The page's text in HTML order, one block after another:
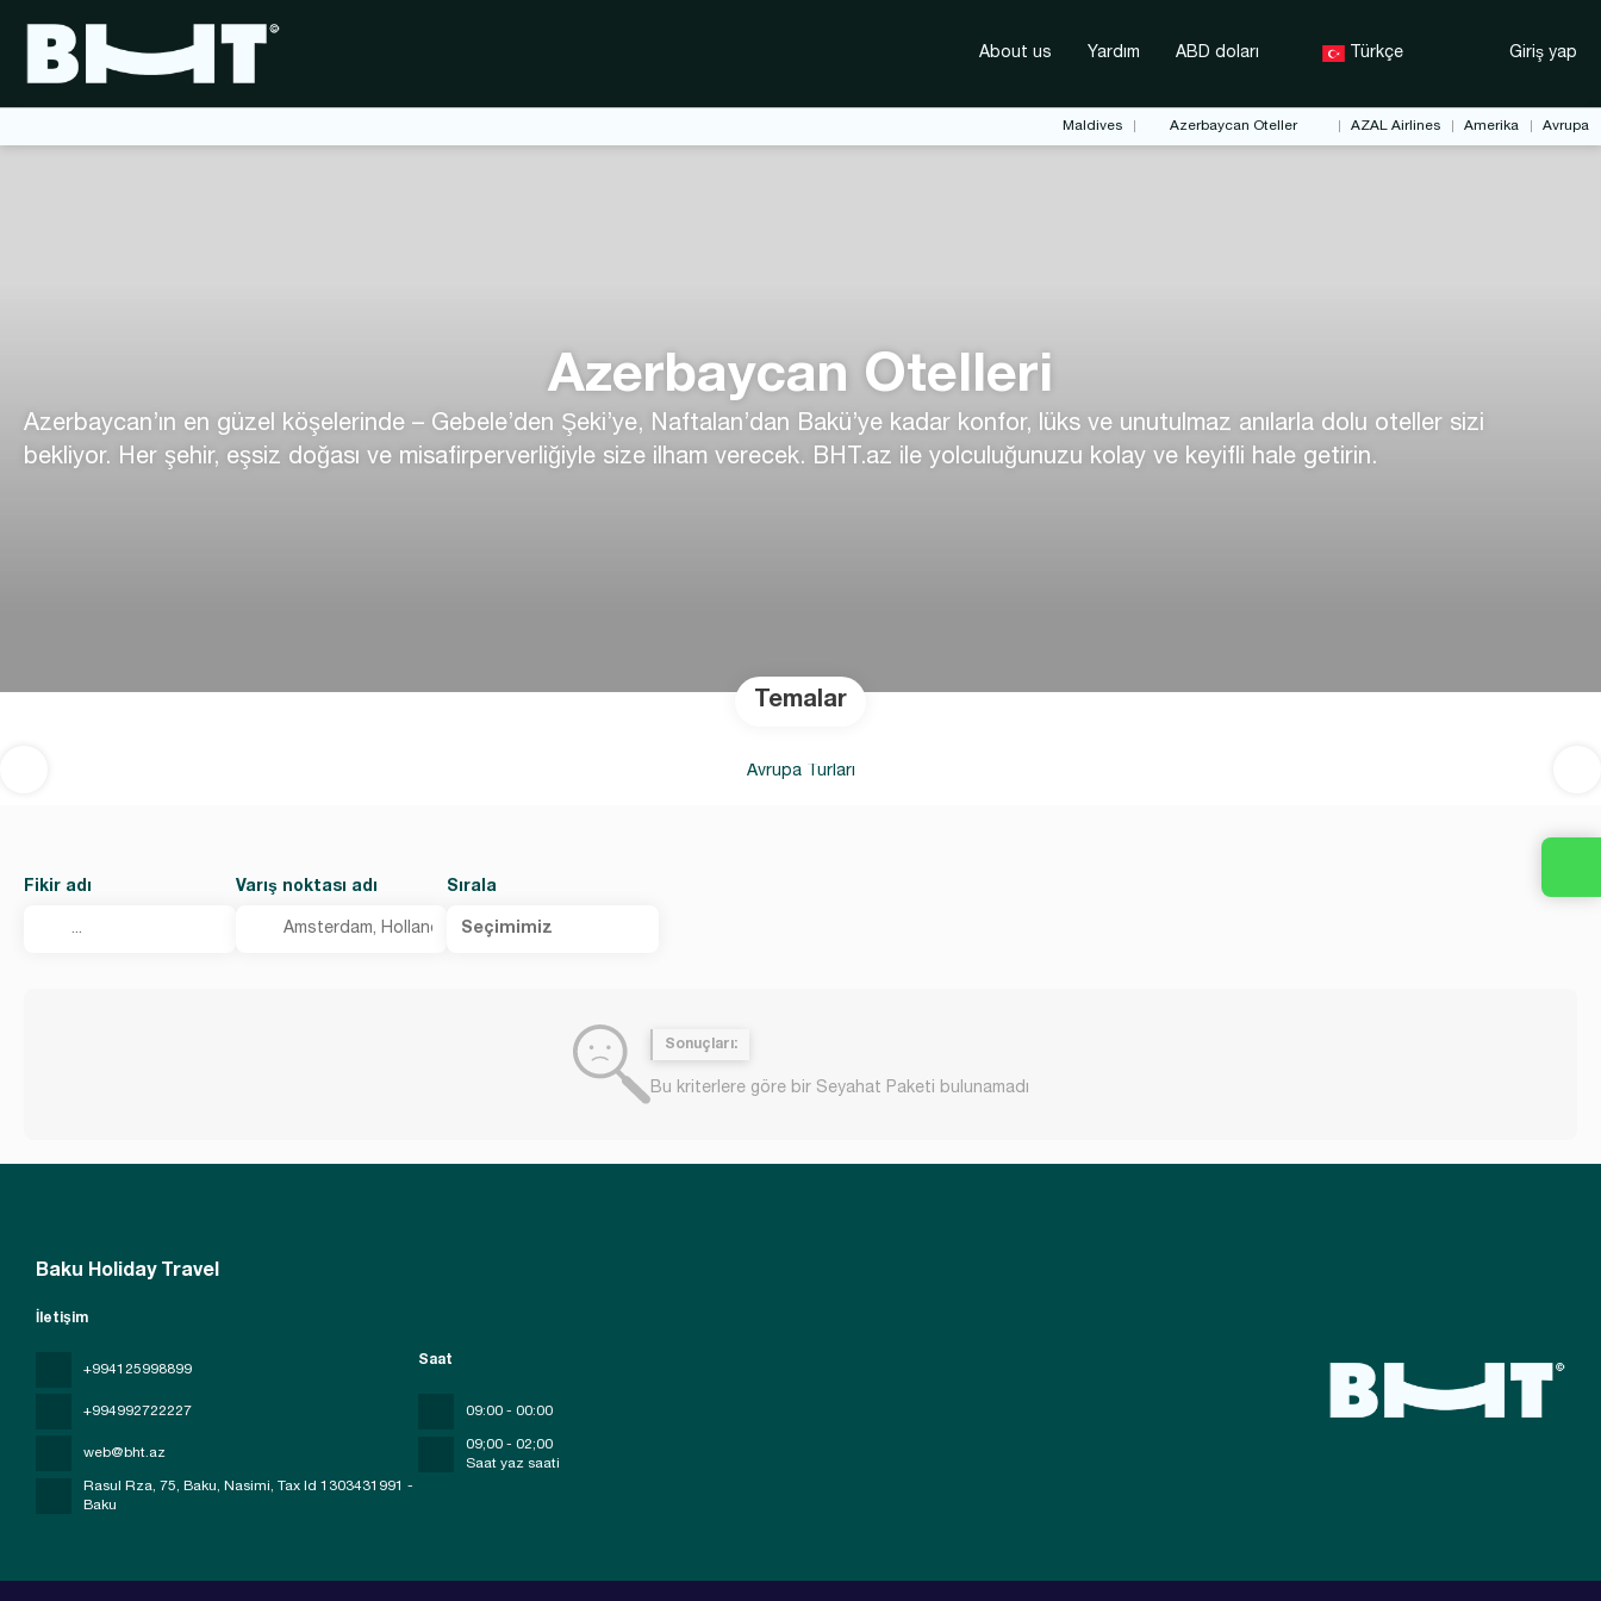
About us Yardım ABD doları Türkçe Giriş yap
Maldives Azerbaycan Oteller AZAL Airlines Amerika Avrupa
Azerbaycan Otelleri
Azerbaycan’ın en güzel köşelerinde – Gebele’den Şeki’ye, Naftalan’dan Bakü’ye kadar konfor, lüks ve unutulmaz anılarla dolu oteller sizi
bekliyor. Her şehir, eşsiz doğası ve misafirperverliğiyle size ilham verecek. BHT.az ile yolculuğunuzu kolay ve keyifli hale getirin.
Temalar
Avrupa Turları
Fikir adı Varış noktası adı Sırala
Seçimimiz
Sonuçları:
Bu kriterlere göre bir Seyahat Paketi bulunamadı
Baku Holiday Travel
İletişim
+994125998899
+994992722227
web@bht.az
Rasul Rza, 75, Baku, Nasimi, Tax Id 1303431991 -
Baku
Saat
09:00 - 00:00
09;00 - 02;00
Saat yaz saati